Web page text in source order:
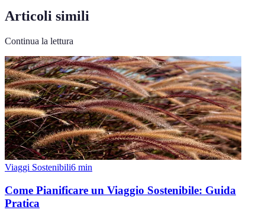
Articoli simili
Continua la lettura
Viaggi Sostenibili6 min
Come Pianificare un Viaggio Sostenibile: Guida
Pratica